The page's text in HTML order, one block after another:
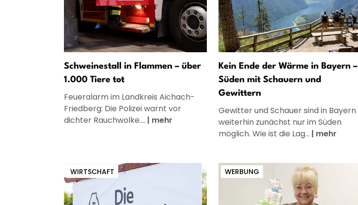
Schweinestall in Flammen – über
1.000 Tiere tot
Feueralarm im Landkreis Aichach-
Friedberg: Die Polizei warnt vor
dichter Rauchwolke.... | mehr
Kein Ende der Wärme in Bayern –
Süden mit Schauern und
Gewittern
Gewitter und Schauer sind in Bayern
weiterhin zunächst nur im Süden
möglich. Wie ist die Lag... | mehr
WIRTSCHAFT WERBUNG